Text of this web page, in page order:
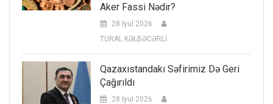
Aker Fassi Nədir?
28 İyul 2026
TURAL KƏLBƏCƏRLİ
Qazaxıstandakı Səfirimiz Də Geri
Çağırıldı
28 İyul 2026